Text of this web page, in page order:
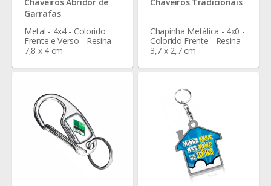
Garrafas
Metal - 4x4 - Colorido
Frente e Verso - Resina -
7,8 x 4 cm
Chapinha Metálica - 4x0 -
Colorido Frente - Resina -
3,7 x 2,7 cm